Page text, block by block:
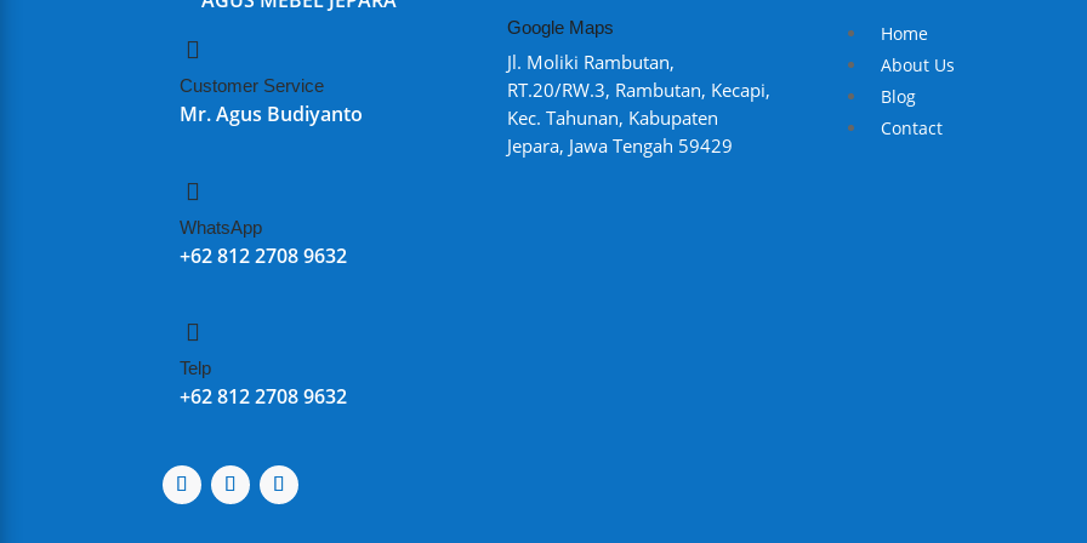

Customer Service
Mr. Agus Budiyanto

WhatsApp
+62 812 2708 9632

Telp
+62 812 2708 9632
Google Maps
Jl. Moliki Rambutan,
RT.20/RW.3, Rambutan, Kecapi,
Kec. Tahunan, Kabupaten
Jepara, Jawa Tengah 59429
Home
About Us
Blog
Contact